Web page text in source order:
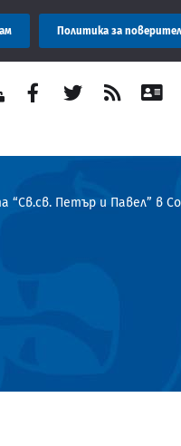
Областна
“Св.св. Петър и Павел” в
Политика за